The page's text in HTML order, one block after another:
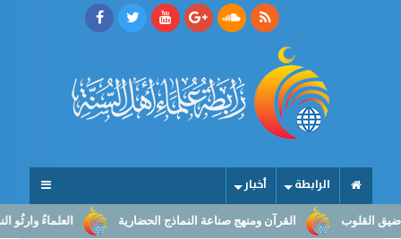
الرابطة أخبار
العلماءُ وارثُو النبوّة: من القرآن ومنهج صناعة النماذج الحضارية